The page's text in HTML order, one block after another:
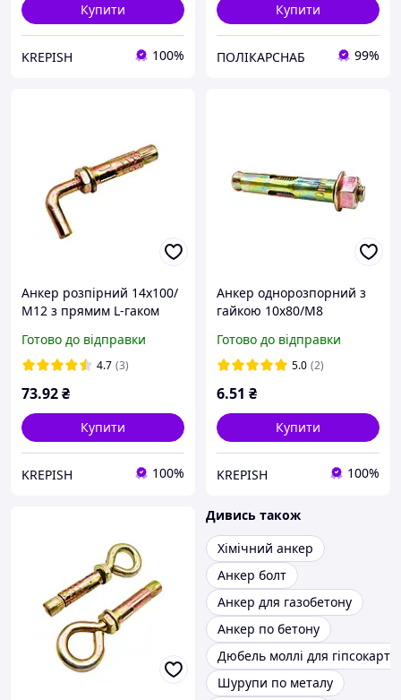
Купити
KREPISH 100%
Купити
ПОЛІКАРСНАБ 99%
Анкер розпірний 14х100/
М12 з прямим L-гаком
Готово до відправки
4.7 (3)
73.92₴
Купити
KREPISH 100%
Анкер однорозпорний з
гайкою 10х80/М8
Готово до відправки
5.0 (2)
6.51 ₴
Купити
KREPISH 100%
Дивись також
Хімічний анкер
Анкер болт
Анкер для газобетону
Анкер по бетону
Дюбель моллі для
Шурупи по металу